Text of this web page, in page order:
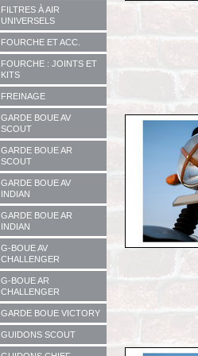
FILTRES À AIR
UNIVERSELS
FOURCHE ET ACC.
FOURCHE : JOINTS ET
KITS
FREINAGE
GARDE BOUE AV
SCOUT
GARDE BOUE AR
SCOUT
GARDE BOUE AV
INDIAN
GARDE BOUE AR
INDIAN
G-BOUE AV
CHALLENGER
G-BOUE AR
CHALLENGER
GARDE BOUE VICTORY
GUIDONS SCOUT